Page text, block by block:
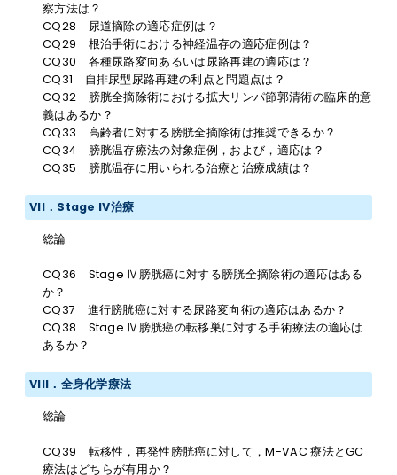
察方法は？
CQ28 尿道摘除の適応症例は？
CQ29 根治手術における神経温存の適応症例は？
CQ30 各種尿路変向あるいは尿路再建の適応は？
CQ31 自排尿型尿路再建の利点と問題点は？
CQ32 膀胱全摘除術における拡大リンパ節郭清術の臨床的意
義はあるか？
CQ33 高齢者に対する膀胱全摘除術は推奨できるか？
CQ34 膀胱温存療法の対象症例，および，適応は？
CQ35 膀胱温存に用いられる治療と治療成績は？
VII．Stage IV治療
総論
CQ36 Stage Ⅳ膀胱癌に対する膀胱全摘除術の適応はある
か？
CQ37 進行膀胱癌に対する尿路変向術の適応はあるか？
CQ38 Stage Ⅳ膀胱癌の転移巣に対する手術療法の適応は
あるか？
VIII．全身化学療法
総論
CQ39 転移性，再発性膀胱癌に対して，M-VAC 療法とGC
療法はどちらが有用か？